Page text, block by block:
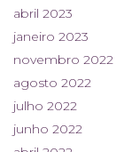
abril 2023
janeiro 2023
novembro 2022
agosto 2022
julho 2022
junho 2022